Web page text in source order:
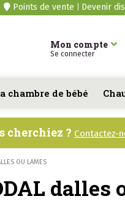
Points de vente Devenir
Mon compte
Se connecter
chambre de bébé
cherchiez ? Contactez-
OU LAMES
dalles